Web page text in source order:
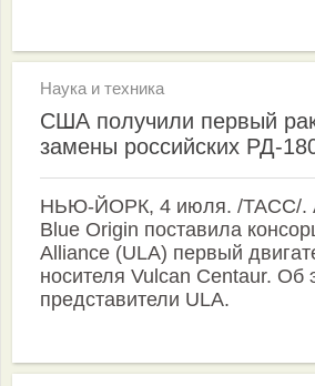
Наука и техника
США получили первый
замены российских РД-
НЬЮ-ЙОРК, 4 июля. /ТАСС/.
Blue Origin поставила
Alliance (ULA) первый
носителя Vulcan Centaur.
представители ULA.